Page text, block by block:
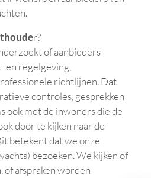
r?
of aanbieders
en regelgeving,
richtlijnen. Dat
controles, gesprekken
ook met de inwoners die de
door te kijken naar de
betekent dat we onze
bezoeken. We kijken of
of afspraken worden